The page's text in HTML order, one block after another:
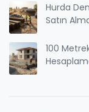
Hurda
Satın
100